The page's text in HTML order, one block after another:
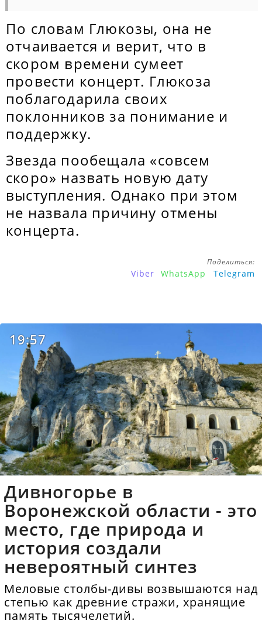
По словам Глюкозы, она не
отчаивается и верит, что в
скором времени сумеет
провести концерт. Глюкоза
поблагодарила своих
поклонников за понимание и
поддержку.
Звезда пообещала «совсем
скоро» назвать новую дату
выступления. Однако при этом
не назвала причину отмены
концерта.
Поделиться:
Viber WhatsApp Telegram
19:57
Дивногорье в
Воронежской области - это
место, где природа и
история создали
невероятный синтез
Меловые столбы-дивы возвышаются над
степью как древние стражи, хранящие
память тысячелетий.